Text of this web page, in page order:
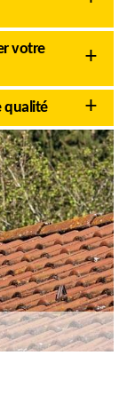
votre
qualité